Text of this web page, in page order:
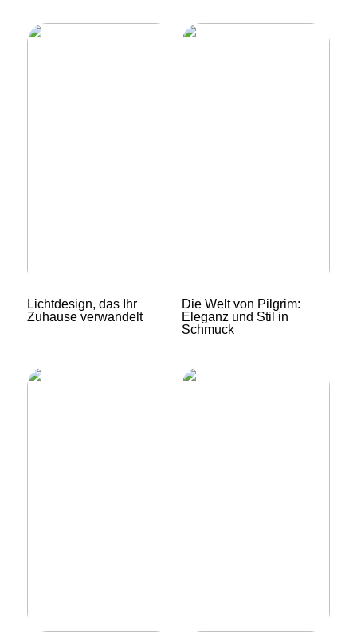
Lichtdesign, das Ihr
Zuhause verwandelt
Die Welt von Pilgrim:
Eleganz und Stil in
Schmuck